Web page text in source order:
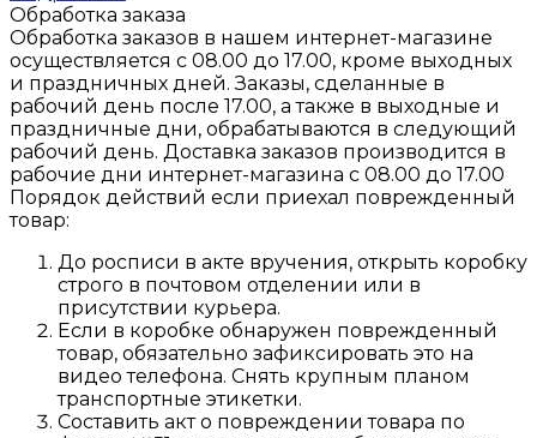
Обработка заказа
Обработка заказов в нашем интернет-магазине
осуществляется с 08.00 до 17.00, кроме выходных
и праздничных дней. Заказы, сделанные в
рабочий день после 17.00, а также в выходные и
праздничные дни, обрабатываются в следующий
рабочий день. Доставка заказов производится в
рабочие дни интернет-магазина с 08.00 до 17.00
Порядок действий если приехал поврежденный
товар:
До росписи в акте вручения, открыть коробку
строго в почтовом отделении или в
присутствии курьера.
Если в коробке обнаружен поврежденный
товар, обязательно зафиксировать это на
видео телефона. Снять крупным планом
транспортные этикетки.
Составить акт о повреждении товара по